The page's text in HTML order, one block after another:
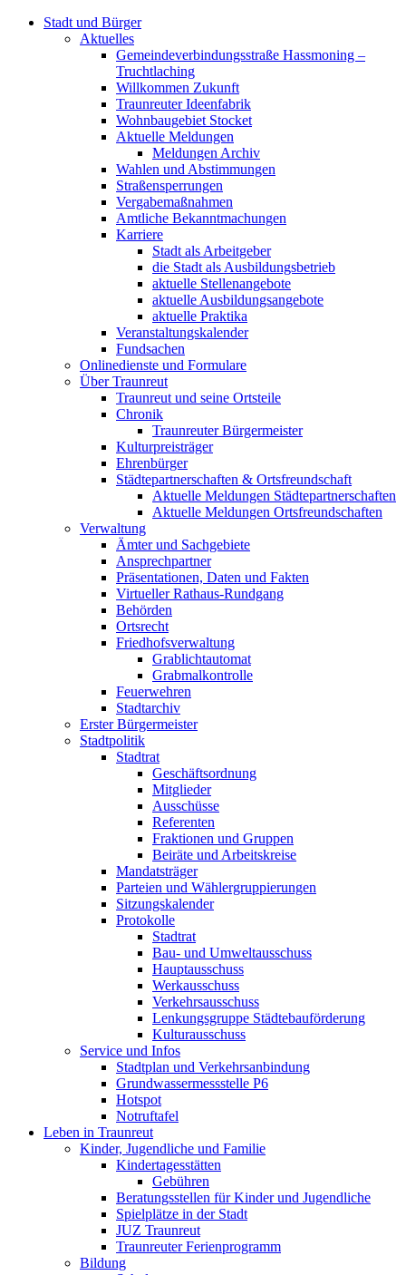
Stadt und Bürger
Aktuelles
Gemeindeverbindungsstraße Hassmoning –
Truchtlaching
Willkommen Zukunft
Traunreuter Ideenfabrik
Wohnbaugebiet Stocket
Aktuelle Meldungen
Meldungen Archiv
Wahlen und Abstimmungen
Straßensperrungen
Vergabemaßnahmen
Amtliche Bekanntmachungen
Karriere
Stadt als Arbeitgeber
die Stadt als Ausbildungsbetrieb
aktuelle Stellenangebote
aktuelle Ausbildungsangebote
aktuelle Praktika
Veranstaltungskalender
Fundsachen
Onlinedienste und Formulare
Über Traunreut
Traunreut und seine Ortsteile
Chronik
Traunreuter Bürgermeister
Kulturpreisträger
Ehrenbürger
Städtepartnerschaften & Ortsfreundschaft
Aktuelle Meldungen Städtepartnerschaften
Aktuelle Meldungen Ortsfreundschaften
Verwaltung
Ämter und Sachgebiete
Ansprechpartner
Präsentationen, Daten und Fakten
Virtueller Rathaus-Rundgang
Behörden
Ortsrecht
Friedhofsverwaltung
Grablichtautomat
Grabmalkontrolle
Feuerwehren
Stadtarchiv
Erster Bürgermeister
Stadtpolitik
Stadtrat
Geschäftsordnung
Mitglieder
Ausschüsse
Referenten
Fraktionen und Gruppen
Beiräte und Arbeitskreise
Mandatsträger
Parteien und Wählergruppierungen
Sitzungskalender
Protokolle
Stadtrat
Bau- und Umweltausschuss
Hauptausschuss
Werkausschuss
Verkehrsausschuss
Lenkungsgruppe Städtebauförderung
Kulturausschuss
Service und Infos
Stadtplan und Verkehrsanbindung
Grundwassermessstelle P6
Hotspot
Notruftafel
Leben in Traunreut
Kinder, Jugendliche und Familie
Kindertagesstätten
Gebühren
Beratungsstellen für Kinder und Jugendliche
Spielplätze in der Stadt
JUZ Traunreut
Traunreuter Ferienprogramm
Bildung